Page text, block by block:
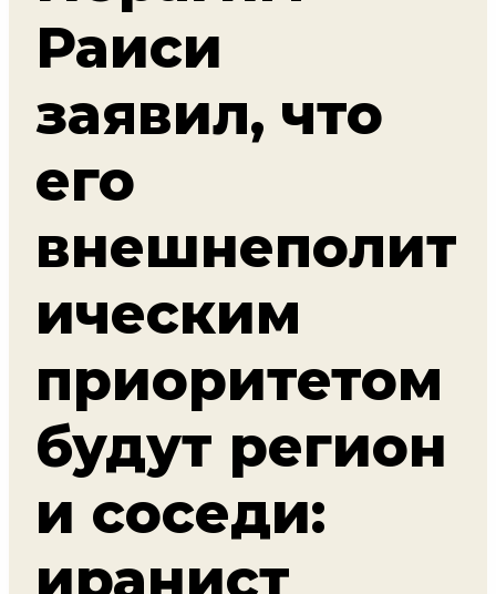
Раиси
заявил, что
его
внешнеполит
ическим
приоритетом
будут регион
и соседи:
иранист